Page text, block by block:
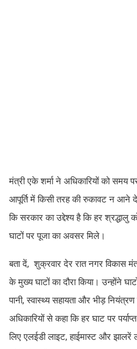
मंत्री एके शर्मा ने अधिकारियों को समय
आपूर्ति में किसी तरह की रुकावट न आने
कि सरकार का उद्देश्य है कि हर
घाटों पर पूजा का अवसर मिले।
बता दें, शुक्रवार देर रात नगर विकास
के मुख्य घाटों का दौरा किया। उन्होंने
पानी, स्वास्थ्य सहायता और भीड़
अधिकारियों से कहा कि हर घाट पर
लिए एलईडी लाइट, हाईमास्ट और